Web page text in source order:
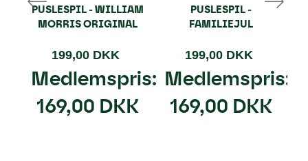
PUSLESPIL - WILLIAM
MORRIS ORIGINAL
199,00 DKK
Medlemspris:
169,00 DKK
PUSLESPIL -
FAMILIEJUL
199,00 DKK
Medlemspris:
169,00 DKK